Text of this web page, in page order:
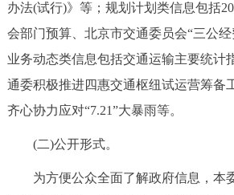
办法(试行)》等；规划计划类信息包括
会部门预算、北京市交通委员会“三公经
业务动态类信息包括交通运输主要统计
通委积极推进四惠交通枢纽试运营筹备
齐心协力应对“7.21”大暴雨等。
(二)公开形式。
为方便公众全面了解政府信息，本